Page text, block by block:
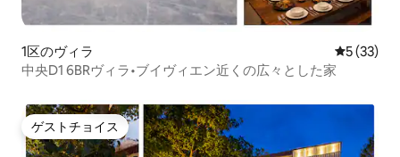
1区のヴィラ レビュー
5 (33)
中央D1 6BRヴィラ•ブイヴィエン近くの広々とした家
ゲストチョイス
ゲストチョイス